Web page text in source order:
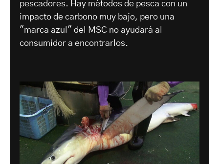
pescadores. Hay métodos de pesca con un
impacto de carbono muy bajo, pero una
"marca azul" del MSC no ayudará al
consumidor a encontrarlos.